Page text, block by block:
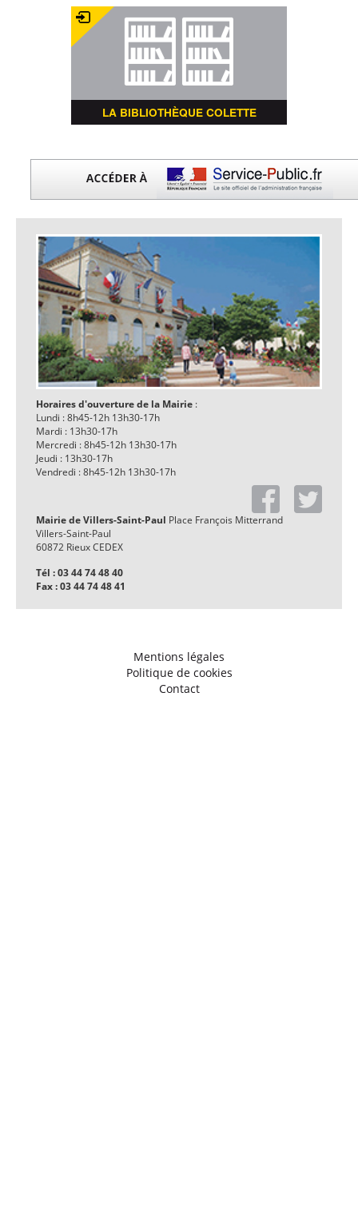
LA BIBLIOTHÈQUE COLETTE
Horaires d'ouverture de la Mairie :
Lundi : 8h45-12h 13h30-17h
Mardi : 13h30-17h
Mercredi : 8h45-12h 13h30-17h
Jeudi : 13h30-17h
Vendredi : 8h45-12h 13h30-17h
Mairie de Villers-Saint-Paul Place François Mitterrand
Villers-Saint-Paul
60872 Rieux CEDEX
Tél : 03 44 74 48 40
Fax : 03 44 74 48 41
Mentions légales
Politique de cookies
Contact